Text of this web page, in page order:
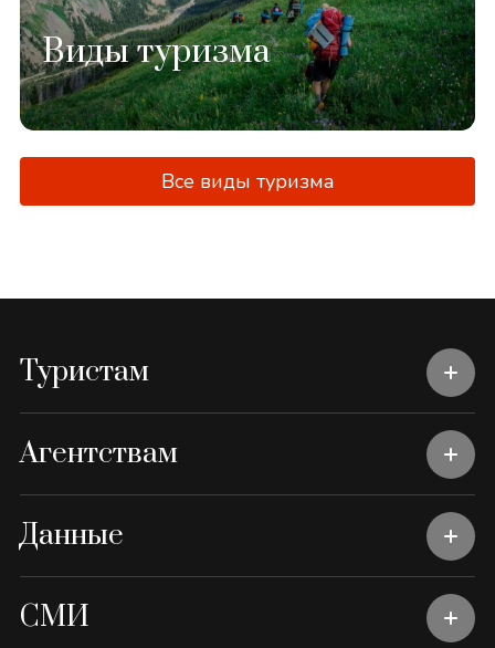
Виды туризма
Все виды туризма
Туристам
Агентствам
Данные
СМИ